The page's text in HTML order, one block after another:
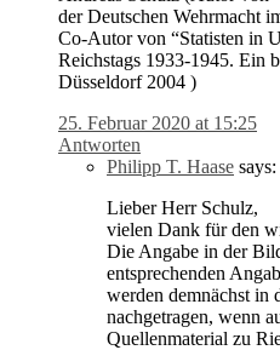
der Deutschen Wehrmacht
Co-Autor von “Statisten in
Reichstags 1933-1945. Ein
Düsseldorf 2004 )
25. Februar 2020 at 15:25
Antworten
Philipp T. Haase says:
Lieber Herr Schulz,
vielen Dank für den
Die Angabe in der
entsprechenden
werden demnächst in
nachgetragen, wenn
Quellenmaterial zu